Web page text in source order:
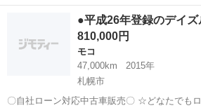
☆ １、勤続年数の短い方や自営業
される主婦の方や派遣社員の方 ３、自己破産
組めない方 ４、他社様で...
モコ 車両
●平成26年登録のデイズ
810,000円
モコ
47,000km
2015年
札幌市
〇自社ローン対応中古車販売〇 ☆どなたでもローン対応可能